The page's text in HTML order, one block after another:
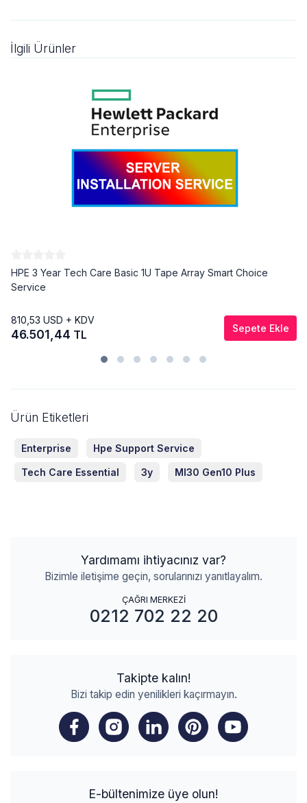
İlgili Ürünler
HPE 3 Year Tech Care Basic 1U Tape Array Smart Choice
Service
810,53 USD + KDV
46.501,44 TL Sepete Ekle
Ürün Etiketleri
Enterprise Hpe Support Service
Tech Care Essential 3y Ml30 Gen10 Plus
Yardımamı ihtiyacınız var?
Bizimle iletişime geçin, sorularınızı yanıtlayalım.
ÇAĞRI MERKEZİ
0212 702 22 20
Takipte kalın!
Bizi takip edin yenilikleri kaçırmayın.
E-bültenimize üye olun!